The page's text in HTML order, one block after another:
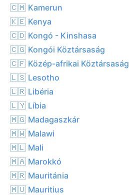
🇨🇲 Kamerun
🇰🇪 Kenya
🇨🇩 Kongó - Kinshasa
🇨🇬 Kongói Köztársaság
🇨🇫 Közép-afrikai Köztársaság
🇱🇸 Lesotho
🇱🇷 Libéria
🇱🇾 Líbia
🇲🇬 Madagaszkár
🇲🇼 Malawi
🇲🇱 Mali
🇲🇦 Marokkó
🇲🇷 Mauritánia
🇲🇺 Mauritius